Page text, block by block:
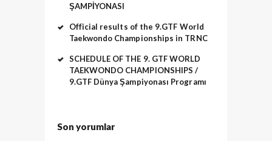
ŞAMPİYONASI
Official results of the 9.GTF World
Taekwondo Championships in TRNC
SCHEDULE OF THE 9. GTF WORLD
TAEKWONDO CHAMPIONSHIPS /
9.GTF Dünya Şampiyonası Programı
Son yorumlar